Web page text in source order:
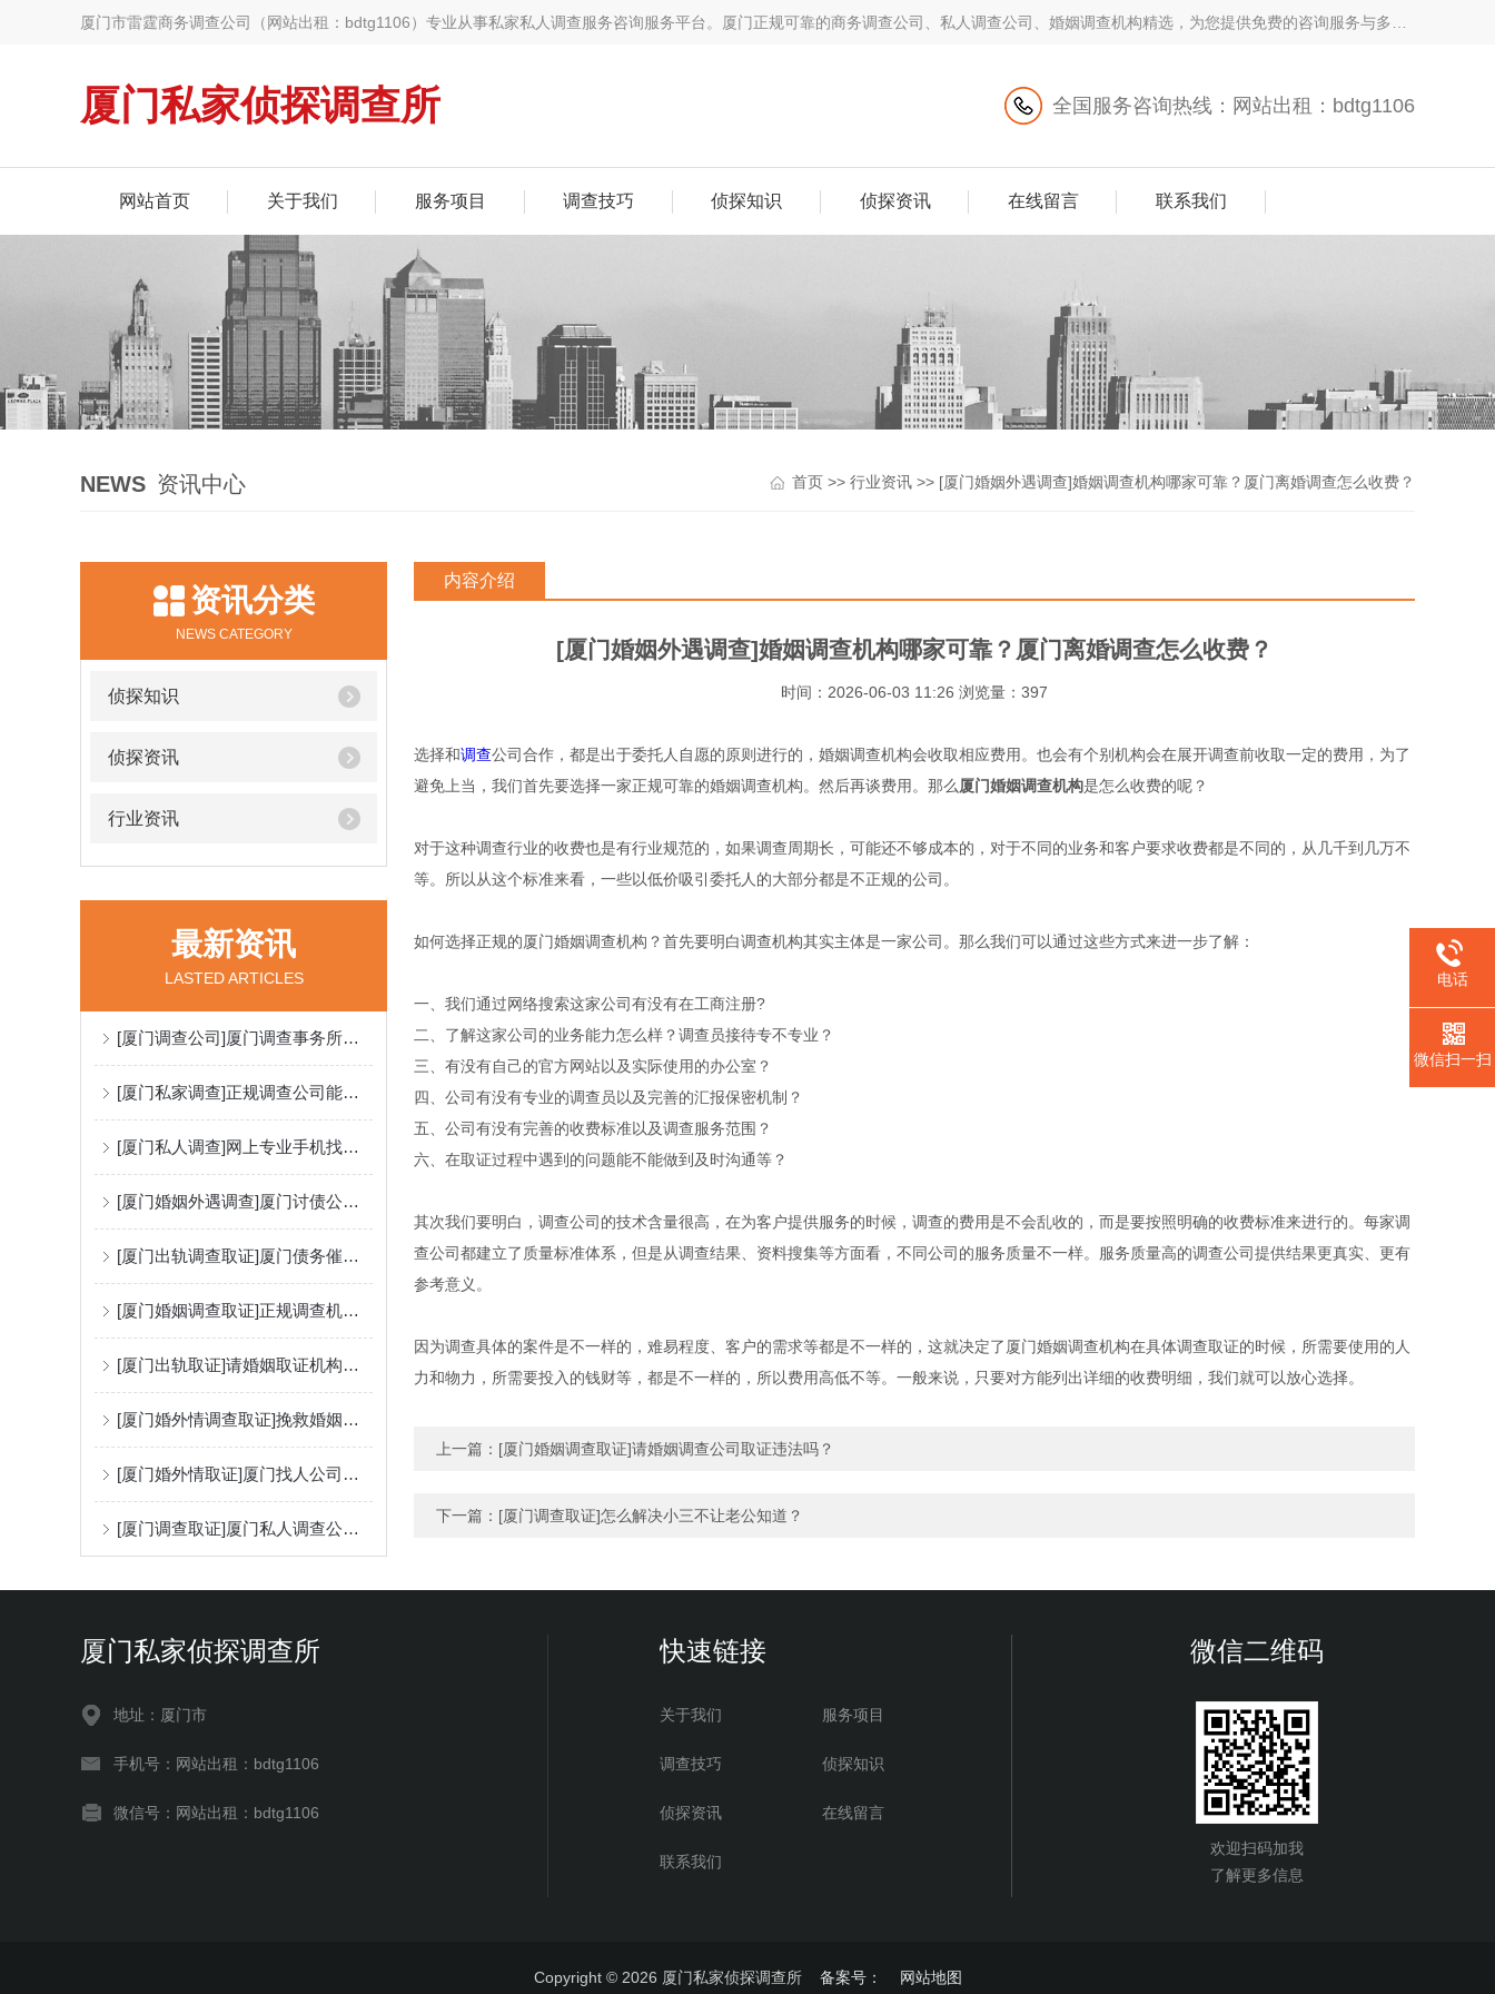
厦门市雷霆商务调查公司（网站出租：bdtg1106）专业从事私家私人调查服务咨询服务平台。​厦门正规可靠的商务调查公司、私人调查公司、​婚姻调查机构精选，为您提供免费的咨询服务与多重
厦门私家侦探调查所 全国服务咨询热线：网站出租：bdtg1106
网站首页 关于我们 服务项目 调查技巧 侦探知识 侦探资讯 在线留言 联系我们
NEWS 资讯中心 首页 >> 行业资讯 >> [厦门婚姻外遇调查]婚姻调查机构哪家可靠？厦门离婚调查怎么收费？
资讯分类
NEWS CATEGORY
侦探知识
侦探资讯
行业资讯
最新资讯
LASTED ARTICLES
[厦门调查公司]厦门调查事务所法律法规体系
[厦门私家调查]正规调查公司能调查外遇证据吗？
[厦门私人调查]网上专业手机找人靠谱吗？
[厦门婚姻外遇调查]厦门讨债公司：怎么看对方是否故意不还钱?
[厦门出轨调查取证]厦门债务催收：有效追债的技巧有哪些？
[厦门婚姻调查取证]正规调查机构查婚外情费用
[厦门出轨取证]请婚姻取证机构调查出轨可行吗？
[厦门婚外情调查取证]挽救婚姻的机构有用吗？怎么选择？
[厦门婚外情取证]厦门找人公司分享怎么寻人最快的技巧
[厦门调查取证]厦门私人调查公司收费方式
内容介绍
[厦门婚姻外遇调查]婚姻调查机构哪家可靠？厦门离婚调查怎么收费？
时间：2026-06-03 11:26 浏览量：397
选择和调查公司合作，都是出于委托人自愿的原则进行的，婚姻调查机构会收取相应费用。也会有个别机构会在展开调查前收取一定的费用，为了
避免上当，我们首先要选择一家正规可靠的婚姻调查机构。然后再谈费用。那么 厦门婚姻调查机构是怎么收费的呢？
对于这种调查行业的收费也是有行业规范的，如果调查周期长，可能还不够成本的，对于不同的业务和客户要求收费都是不同的，从几千到几万不
等。所以从这个标准来看，一些以低价吸引委托人的大部分都是不正规的公司。
如何选择正规的厦门婚姻调查机构？首先要明白调查机构其实主体是一家公司。那么我们可以通过这些方式来进一步了解：
一、我们通过网络搜索这家公司有没有在工商注册?
二、了解这家公司的业务能力怎么样？调查员接待专不专业？
三、有没有自己的官方网站以及实际使用的办公室？
四、公司有没有专业的调查员以及完善的汇报保密机制？
五、公司有没有完善的收费标准以及调查服务范围？
六、在取证过程中遇到的问题能不能做到及时沟通等？
其次我们要明白，调查公司的技术含量很高，在为客户提供服务的时候，调查的费用是不会乱收的，而是要按照明确的收费标准来进行的。每家调
查公司都建立了质量标准体系，但是从调查结果、资料搜集等方面看，不同公司的服务质量不一样。服务质量高的调查公司提供结果更真实、更有
参考意义。
因为调查具体的案件是不一样的，难易程度、客户的需求等都是不一样的，这就决定了厦门婚姻调查机构在具体调查取证的时候，所需要使用的人
力和物力，所需要投入的钱财等，都是不一样的，所以费用高低不等。一般来说，只要对方能列出详细的收费明细，我们就可以放心选择。
上一篇： [厦门婚姻调查取证]请婚姻调查公司取证违法吗？
下一篇： [厦门调查取证]怎么解决小三不让老公知道？
厦门私家侦探调查所
地址：厦门市
手机号：网站出租：bdtg1106
微信号：网站出租：bdtg1106
快速链接
关于我们 服务项目
调查技巧 侦探知识
侦探资讯 在线留言
联系我们
微信二维码
欢迎扫码加我
了解更多信息
Copyright © 2026 厦门私家侦探调查所 备案号： 网站地图
电话
微信扫一扫